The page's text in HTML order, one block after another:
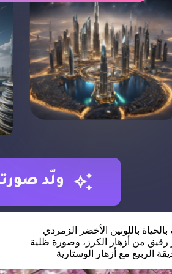
باللونين الأخضر الزمردي
رقيق من أزهار الكرز، وصورة ظلية
الربيع مع أزهار الوستارية